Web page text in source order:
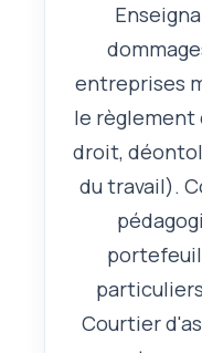
entreprises
le règlement
droit,
du travail).
Courtier